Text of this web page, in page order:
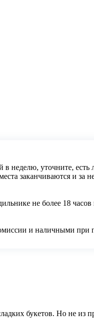
неделю, уточните, есть
заканчиваются и за
не более 18
и наличными при
букетов. Но не из